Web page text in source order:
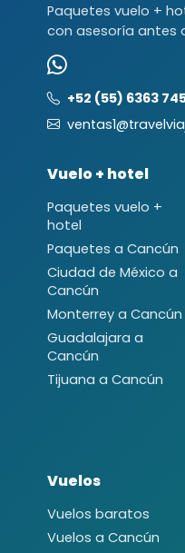
Paquetes vuelo +
con asesoría antes
+52 (55) 6363
Vuelo + hotel
Paquetes vuelo +
hotel
Paquetes a Cancún
Ciudad de México a
Cancún
Monterrey a Cancún
Guadalajara a
Cancún
Tijuana a Cancún
Vuelos
Vuelos baratos
Vuelos a Cancún